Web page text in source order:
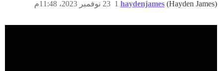
haydenjames (Hayden James) 23 نوفمبر 2023، 11:48م 1